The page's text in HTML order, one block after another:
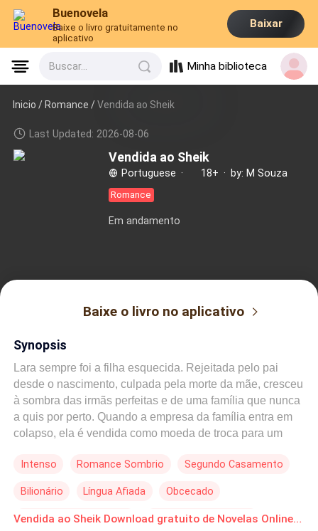
Buenovela
Baixe o livro gratuitamente no
aplicativo
Baixar
Buscar... Minha biblioteca
Inicio /Romance /Vendida ao Sheik
Last Updated: 2026-08-06
Vendida ao Sheik
Portuguese · 18+ · by: M Souza
Romance
Em andamento
Baixe o livro no aplicativo
Synopsis
Lara sempre foi a filha esquecida. Rejeitada pelo pai
desde o nascimento, culpada pela morte da mãe, cresceu
à sombra das irmãs perfeitas e de uma família que nunca
a quis por perto. Quando a empresa da família entra em
colapso, ela é vendida como moeda de troca para um
homem acostumado a ter tudo o que quer, vê em Lara
fragilidade que o intriga e uma força que o desafia. Frio,
controlador e letal, ele se propõe a protegê-la... desde
Intenso Romance Sombrio Segundo Casamento
Bilionário Língua Afiada Obcecado
Casamento Relâmpago Amor à Primeira Vista Vendida ao Sheik Download gratuito de Novelas Online em PDF